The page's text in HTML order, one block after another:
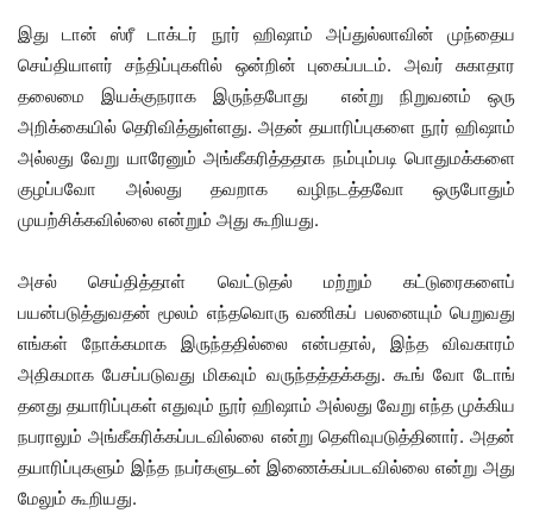
இது டான் ஸ்ரீ டாக்டர் நூர் ஹிஷாம் அப்துல்லாவின் முந்தைய
செய்தியாளர் சந்திப்புகளில் ஒன்றின் புகைப்படம். அவர் சுகாதார
தலைமை இயக்குநராக இருந்தபோது என்று நிறுவனம் ஒரு
அறிக்கையில் தெரிவித்துள்ளது. அதன் தயாரிப்புகளை நூர் ஹிஷாம்
அல்லது வேறு யாரேனும் அங்கீகரித்ததாக நம்பும்படி பொதுமக்களை
குழப்பவோ அல்லது தவறாக வழிநடத்தவோ ஒருபோதும்
முயற்சிக்கவில்லை என்றும் அது கூறியது.
அசல் செய்தித்தாள் வெட்டுதல் மற்றும் கட்டுரைகளைப்
பயன்படுத்துவதன் மூலம் எந்தவொரு வணிகப் பலனையும் பெறுவது
எங்கள் நோக்கமாக இருந்ததில்லை என்பதால், இந்த விவகாரம்
அதிகமாக பேசப்படுவது மிகவும் வருந்தத்தக்கது. கூங் வோ டோங்
தனது தயாரிப்புகள் எதுவும் நூர் ஹிஷாம் அல்லது வேறு எந்த முக்கிய
நபராலும் அங்கீகரிக்கப்படவில்லை என்று தெளிவுபடுத்தினார். அதன்
தயாரிப்புகளும் இந்த நபர்களுடன் இணைக்கப்படவில்லை என்று அது
மேலும் கூறியது.